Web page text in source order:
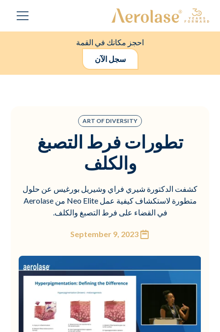
احجز مكانك في القمة
سجل الآن
ART OF DIVERSITY
تطورات فرط التصبغ
والكلف
كشفت الدكتورة شيري فراي وشيريل بورغيس عن حلول
متطورة لاستكشاف كيفية عمل Neo Elite من Aerolase
في القضاء على فرط التصبغ والكلف.
September 9, 2023